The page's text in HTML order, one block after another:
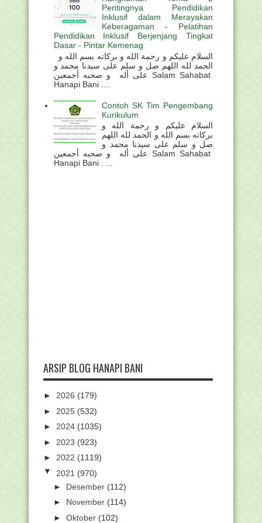
Pentingnya Pendidikan
Inklusif dalam Merayakan
Keberagaman - Pelatihan
Pendidikan Inklusif Berjenjang Tingkat
Dasar - Pintar Kemenag
الحمد لله اللهم صل و سلم على سيدنا محمد و
على أله و صحبه أجمعين Salam Sahabat
Hanapi Bani ....
Contoh SK Tim Pengembang
Kurikulum
السلام عليكم و رحمة الله و
بركاته بسم الله و الحمد لله اللهم
صل و سلم على سيدنا محمد و
على أله و صحبه أجمعين Salam Sahabat
Hanapi Bani . ...
ARSIP BLOG HANAPI BANI
► 2026 (179)
► 2025 (532)
► 2024 (1035)
► 2023 (923)
► 2022 (1119)
▼ 2021 (970)
► Desember (112)
► November (114)
► Oktober (102)